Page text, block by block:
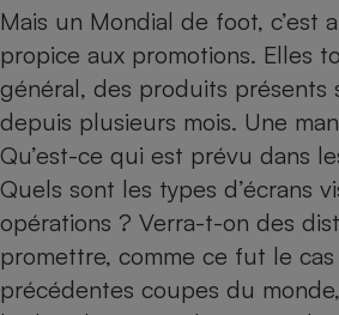
Mais un Mondial de foot, c’est
propice aux promotions. Elles
général, des produits présents
depuis plusieurs mois. Une
Qu’est-ce qui est prévu dans
Quels sont les types d’écrans
opérations ? Verra-t-on des
promettre, comme ce fut le
précédentes coupes du